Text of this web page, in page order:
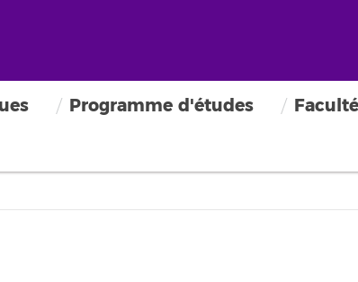
Programme d'études
restauration des